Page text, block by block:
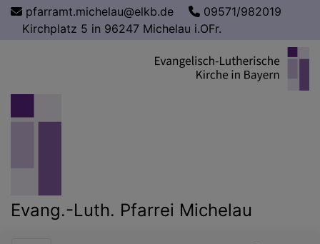
Direktpfarramt.michelau@elkb.de
09571/982019
Kirchplatz 5 in 96247 Michelau i.OFr.
Evang.-Luth. Pfarrei Michelau